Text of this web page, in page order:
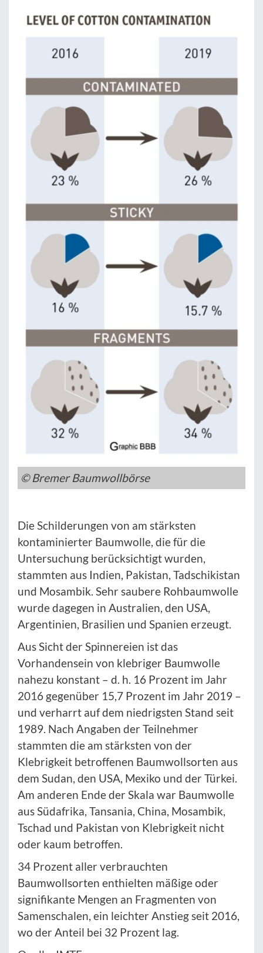
© Bremer Baumwollbörse
Die Schilderungen von am stärksten
kontaminierter Baumwolle, die für die
Untersuchung berücksichtigt wurden,
stammten aus Indien, Pakistan, Tadschikistan
und Mosambik. Sehr saubere Rohbaumwolle
wurde dagegen in Australien, den USA,
Argentinien, Brasilien und Spanien erzeugt.
Aus Sicht der Spinnereien ist das
Vorhandensein von klebriger Baumwolle
nahezu konstant – d. h. 16 Prozent im Jahr
2016 gegenüber 15,7 Prozent im Jahr 2019 –
und verharrt auf dem niedrigsten Stand seit
1989. Nach Angaben der Teilnehmer
stammten die am stärksten von der
Klebrigkeit betroffenen Baumwollsorten aus
dem Sudan, den USA, Mexiko und der Türkei.
Am anderen Ende der Skala war Baumwolle
aus Südafrika, Tansania, China, Mosambik,
Tschad und Pakistan von Klebrigkeit nicht
oder kaum betroffen.
34 Prozent aller verbrauchten
Baumwollsorten enthielten mäßige oder
signifikante Mengen an Fragmenten von
Samenschalen, ein leichter Anstieg seit 2016,
wo der Anteil bei 32 Prozent lag.